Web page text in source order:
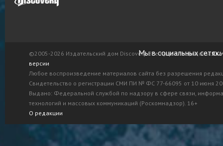
©2005-2026 Издательский дом Discovery. Все права защищены.
версии
Любое воспроизведение материалов сайта без разрешения
Свидетельство о регистрации СМИ ПИ № ФС 77-66095 от 10 июня
Выдано: Федеральной службой по надзору в сфере связи,
технологий и массовых коммуникаций (Роскомнадзор). 16+
О редакции
Мы в социальных сетях: